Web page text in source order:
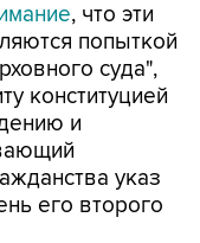
, что эти
попыткой
суда",
конституцией
и
указ
его второго